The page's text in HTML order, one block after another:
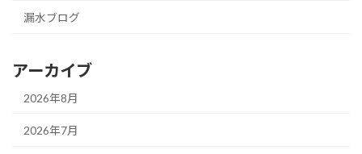
漏水ブログ
アーカイブ
2026年8月
2026年7月